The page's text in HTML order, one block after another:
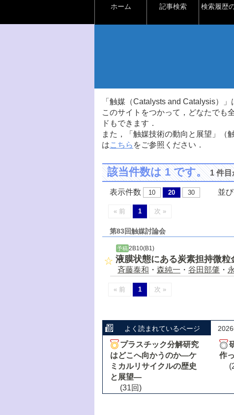
ホーム 記事検索 検索履歴
「触媒（Catalysts and Catalysis）
このサイトをつかって，どなたでも
ドもできます．
また，「触媒技術の動向と展望」（
はこちら をご参照ください．
該当件数は 1 です。1 件目
表示件数 10 20 30 並び
« 前 1 次 »
第83回触媒討論会
予稿 2B10(B1)
液膜状態にある炭素担持微
斉藤泰和 ・ 森純一 ・ 谷田部肇 ・
« 前 1 次 »
よく読まれているページ
プラスチック分解研究
はどこへ向かうのか―ケ
ミカルリサイクルの歴史
と展望―
(31回)
作